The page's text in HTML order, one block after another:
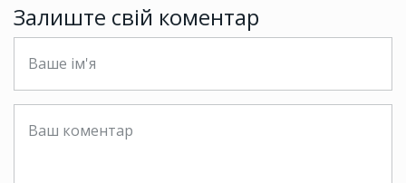
Залиште свій коментар